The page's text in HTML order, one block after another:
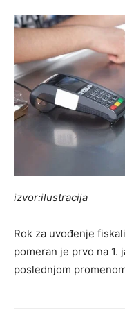
izvor:ilustracija
Rok za uvođenje
pomeran je prvo na 1.
poslednjom